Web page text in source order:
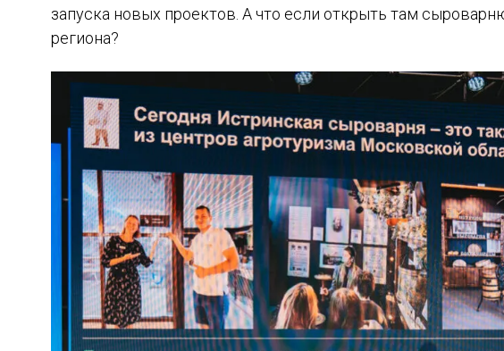
запуска новых проектов. А что если открыть там
региона?